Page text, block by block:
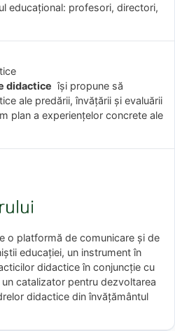
educațional: profesori, directori,
didactice îşi propune să
ale predării, învăţării şi evaluării
plan a experienţelor concrete ale
o platformă de comunicare și de
educației, un instrument în
didactice în conjuncție cu
catalizator pentru dezvoltarea
didactice din învățământul